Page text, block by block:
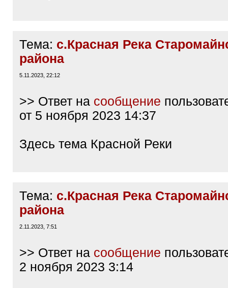
Тема: с.Красная Река
района
5.11.2023, 22:12
>> Ответ на сообщение
от 5 ноября 2023 14:37
Здесь тема Красной Реки
Тема: с.Красная Река
района
2.11.2023, 7:51
>> Ответ на сообщение
2 ноября 2023 3:14